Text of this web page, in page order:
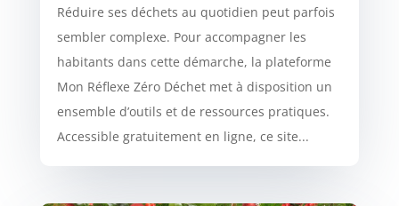
Réduire ses déchets au quotidien peut parfois
sembler complexe. Pour accompagner les
habitants dans cette démarche, la plateforme
Mon Réflexe Zéro Déchet met à disposition un
ensemble d’outils et de ressources pratiques.
Accessible gratuitement en ligne, ce site...